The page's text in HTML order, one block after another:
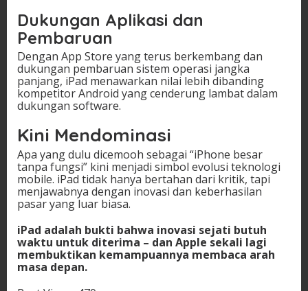
Dukungan Aplikasi dan
Pembaruan
Dengan App Store yang terus berkembang dan
dukungan pembaruan sistem operasi jangka
panjang, iPad menawarkan nilai lebih dibanding
kompetitor Android yang cenderung lambat dalam
dukungan software.
Kini Mendominasi
Apa yang dulu dicemooh sebagai “iPhone besar
tanpa fungsi” kini menjadi simbol evolusi teknologi
mobile. iPad tidak hanya bertahan dari kritik, tapi
menjawabnya dengan inovasi dan keberhasilan
pasar yang luar biasa.
iPad adalah bukti bahwa inovasi sejati butuh
waktu untuk diterima – dan Apple sekali lagi
membuktikan kemampuannya membaca arah
masa depan.